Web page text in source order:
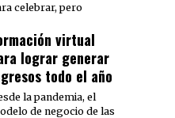
celebrar, pero
virtual
lograr generar
todo el año
la pandemia, el
de negocio de las